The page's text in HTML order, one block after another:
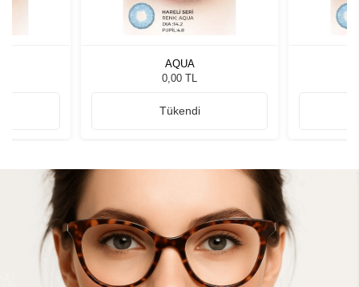
AQUA
0,00 TL
Tükendi